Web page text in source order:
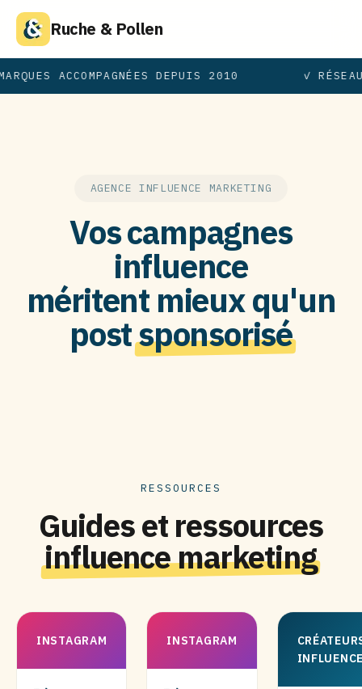
Ruche & Pollen
ACCOMPAGNÉES DEPUIS 2010 ✓
AGENCE INFLUENCE MARKETING
Vos campagnes
influence
méritent mieux qu'un
postsponsorisé
RESSOURCES
Guides et ressources
influence marketing
INSTAGRAM INSTAGRAM